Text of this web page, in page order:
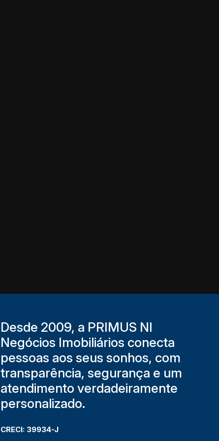
Desde 2009, a PRIMUS NI
Negócios Imobiliários conecta
pessoas aos seus sonhos, com
transparência, segurança e um
atendimento verdadeiramente
personalizado.
CRECI: 39934-J